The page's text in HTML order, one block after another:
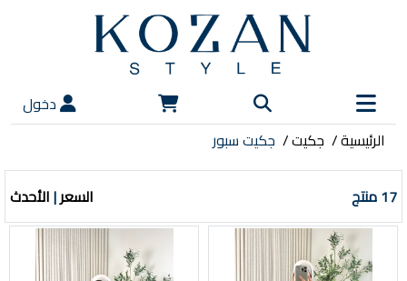
دخول
الرئيسية
جكيت جكيت سبور
17 منتج السعر|الأحدث